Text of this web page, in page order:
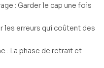
: Garder le cap une fois
les erreurs qui coûtent des
: La phase de retrait et